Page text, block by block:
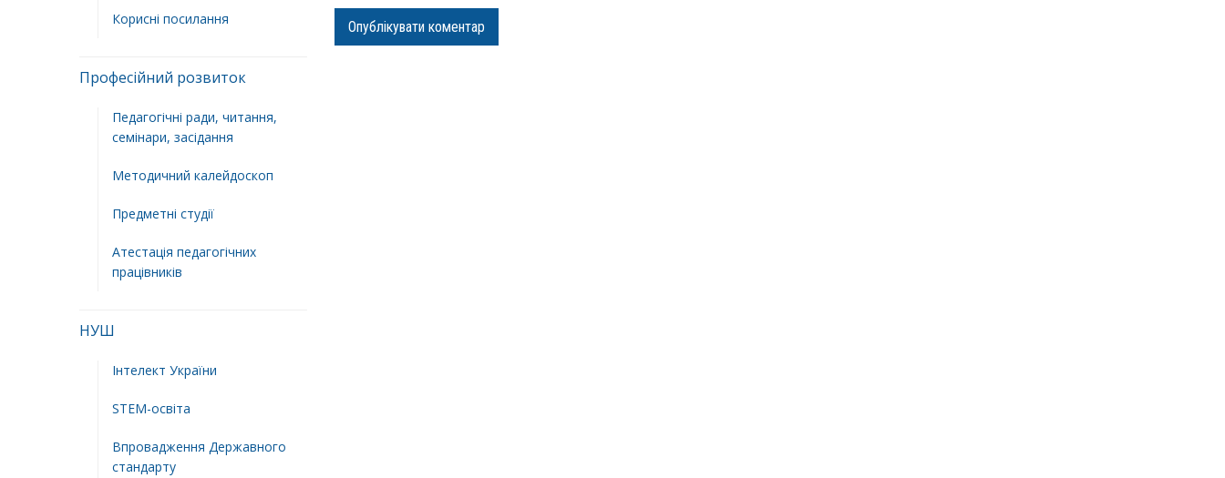
Корисні посилання
Професійний розвиток
Педагогічні ради, читання,
семінари, засідання
Методичний калейдоскоп
Предметні студії
Атестація педагогічних
працівників
НУШ
Інтелект України
STEM-освіта
Впровадження Державного
стандарту